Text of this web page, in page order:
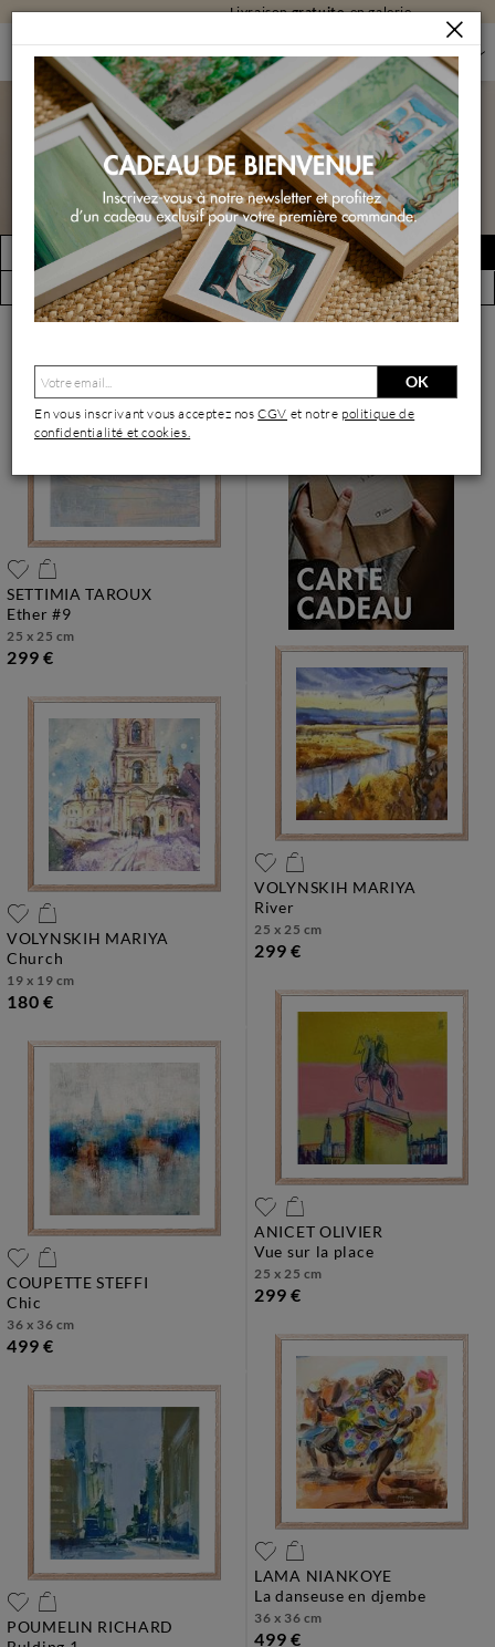
Livraisongratuiteen galerie
PEINTURES PEINTURES PAR FORMAT PEINTURES PETIT FORMAT
Peintures petit format
FILTRER
(19131 œuvres)
Créer une alerte
Vue par artiste
SETTIMIA TAROUX
ether #9
25 x 25 cm
299 €
VOLYNSKIH MARIYA
church
19 x 19 cm
180 €
VOLYNSKIH MARIYA
river
25 x 25 cm
299 €
COUPETTE STEFFI
chic
36 x 36 cm
499 €
ANICET OLIVIER
vue sur la place
25 x 25 cm
299 €
POUMELIN RICHARD
LAMA NIANKOYE
la danseuse en djembe
36 x 36 cm
499 €
OK
En vous inscrivant vous acceptez nosCGV et notre politique de
confidentialité et cookies.